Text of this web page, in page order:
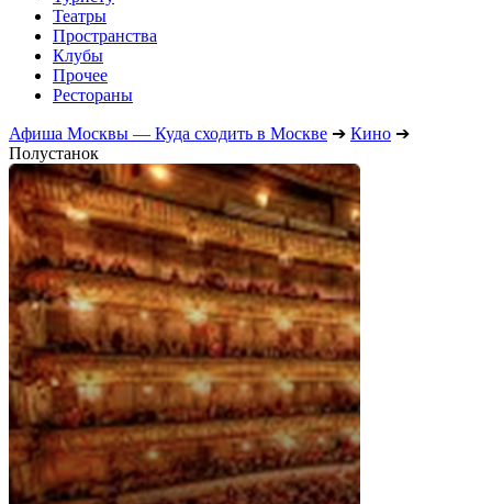
Театры
Пространства
Клубы
Прочее
Рестораны
Афиша Москвы — Куда сходить в Москве ➔ Кино ➔
Полустанок